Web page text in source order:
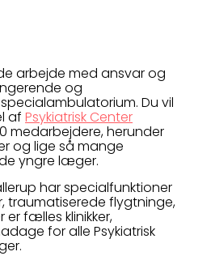
arbejde med ansvar og
og
Du vil
af Psykiatrisk Center
medarbejdere, herunder
og lige så mange
yngre læger.
har specialfunktioner
traumatiserede flygtninge,
er fælles klinikker,
for alle Psykiatrisk